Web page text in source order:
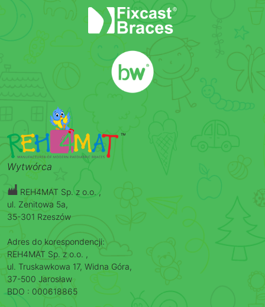
Wytwórca
REH4MAT Sp. z o.o. ,
ul. Zenitowa 5a,
35-301 Rzeszów
Adres do korespondencji:
REH4MAT Sp. z o.o. ,
ul. Truskawkowa 17, Widna Góra,
37-500 Jarosław
BDO : 000618865